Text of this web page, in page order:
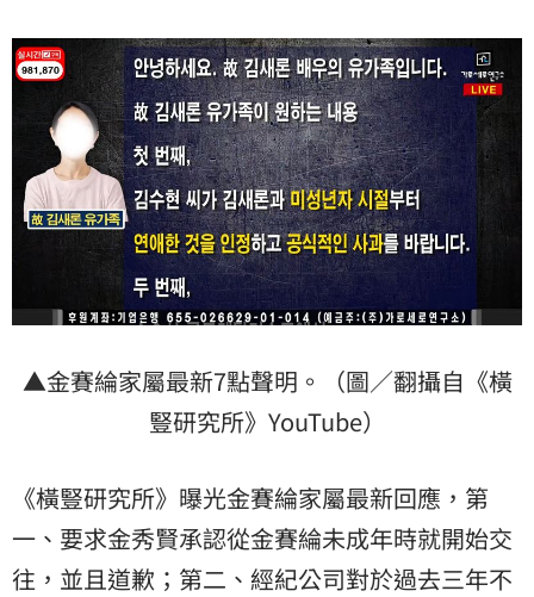
▲金賽綸家屬最新7點聲明。（圖／翻攝自《橫
豎研究所》YouTube）
《橫豎研究所》曝光金賽綸家屬最新回應，第
一、要求金秀賢承認從金賽綸未成年時就開始交
往，並且道歉；第二、經紀公司對於過去三年不